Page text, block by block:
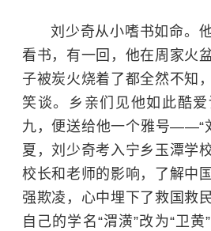
刘少奇从小嗜书如命。
看书，有一回，他在周家火
子被炭火烧着了都全然不知
笑谈。乡亲们见他如此酷
九，便送给他一个雅号——“
夏，刘少奇考入宁乡玉潭学
校长和老师的影响，了解中
强欺凌，心中埋下了救国救
自己的学名“渭潢”改为“卫